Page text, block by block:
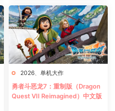
2026 单机大作
勇者斗恶龙7：重制版（Dragon
Quest VII Reimagined）中文版